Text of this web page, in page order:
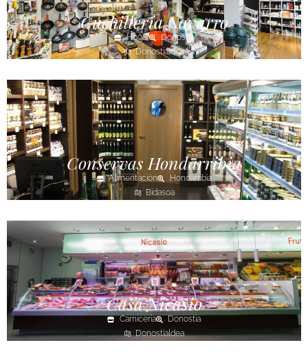
Cuchillería Navarro
Hogar
Donostia
Donostialdea
Conservas Hondarribia
Alimentación
Hondarribia
Bidasoa
Casa Nicasio
Carnicería
Donostia
Donostialdea